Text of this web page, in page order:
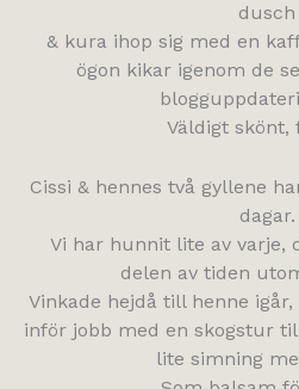
dusch
& kura ihop sig med en
ögon kikar igenom de
Väldigt skönt,
Cissi & hennes två gyllene
dagar.
Vi har hunnit lite av varje,
delen av tiden
Vinkade hejdå till henne
inför jobb med en skogstur
lite simning